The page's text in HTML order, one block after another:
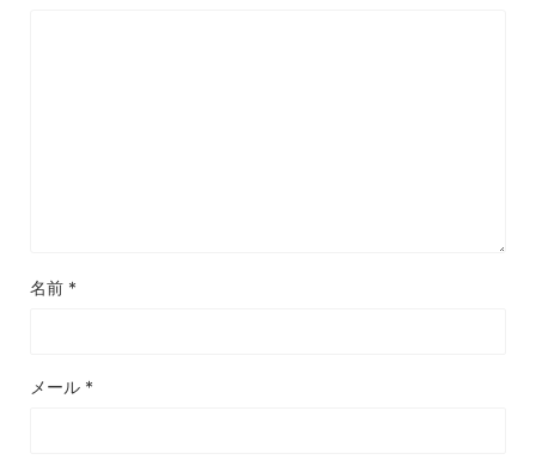
名前 *
メール *